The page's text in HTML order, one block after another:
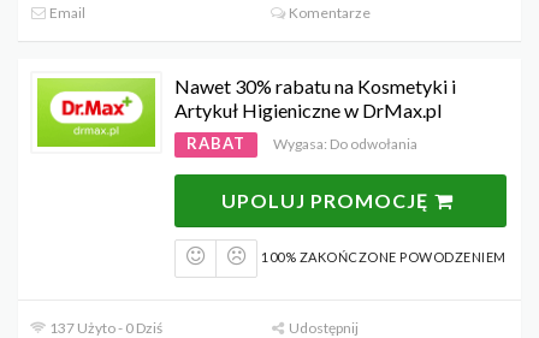
Email
Komentarze
Nawet 30% rabatu na Kosmetyki i
Artykuł Higieniczne w DrMax.pl
RABAT Wygasa: Do odwołania
UPOLUJ PROMOCJĘ
100% ZAKOŃCZONE POWODZENIEM
137 Użyto - 0 Dziś
Udostępnij